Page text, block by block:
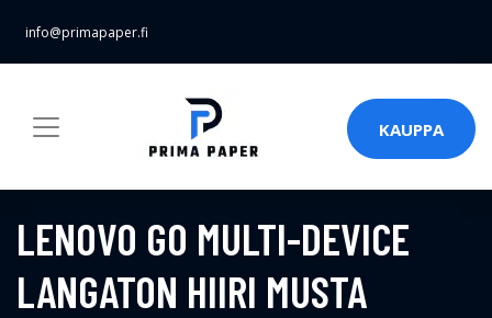
info@primapaper.fi
KAUPPA
LENOVO GO MULTI-DEVICE
LANGATON HIIRI MUSTA